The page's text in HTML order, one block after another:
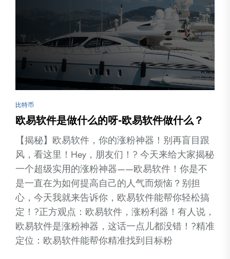
比特币
欧易软件是做什么的呀-欧易软件做什么？
【揭秘】欧易软件，你的涨粉神器！别再盲目跟
风，看这里！Hey，朋友们！? 今天来给大家揭秘
一个超级实用的涨粉神器——欧易软件！你是不
是一直在为如何提高自己的人气而烦恼？别担
心，今天我就来告诉你，欧易软件能帮你轻松搞
定！?正方观点：欧易软件，涨粉利器！有人说，
欧易软件是涨粉神器，这话一点儿都没错！?精准
定位：欧易软件能帮你精准找到目标粉